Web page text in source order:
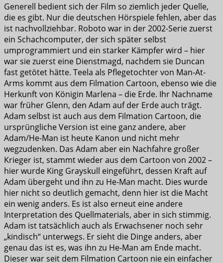
Generell bedient sich der Film so ziemlich jeder Quelle,
die es gibt. Nur die deutschen Hörspiele fehlen, aber das
ist nachvollziehbar. Roboto war in der 2002-Serie zuerst
ein Schachcomputer, der sich später selbst
umprogrammiert und ein starker Kämpfer wird – hier
war sie zuerst eine Dienstmagd, nachdem sie Duncan
fast getötet hätte. Teela als Pflegetochter von Man-At-
Arms kommt aus dem Filmation Cartoon, ebenso wie die
Herkunft von Königin Marlena – die Erde. Ihr Nachname
war früher Glenn, den Adam auf der Erde auch trägt.
Adam selbst ist auch aus dem Filmation Cartoon, die
ursprüngliche Version ist eine ganz andere, aber
Adam/He-Man ist heute Kanon und nicht mehr
wegzudenken. Das Adam aber ein Nachfahre großer
Krieger ist, stammt wieder aus dem Cartoon von 2002 –
hier wurde King Grayskull eingeführt, dessen Kraft auf
Adam übergeht und ihn zu He-Man macht. Dies wurde
hier nicht so deutlich gemacht, denn hier ist die Macht
ein wenig anders. Es ist also erneut eine andere
Interpretation des Quellmaterials, aber in sich stimmig.
Adam ist tatsächlich auch als Erwachsener noch sehr
„kindisch“ unterwegs. Er sieht die Dinge anders, aber
genau das ist es, was ihn zu He-Man am Ende macht.
Dieser war seit dem Filmation Cartoon nie ein einfacher